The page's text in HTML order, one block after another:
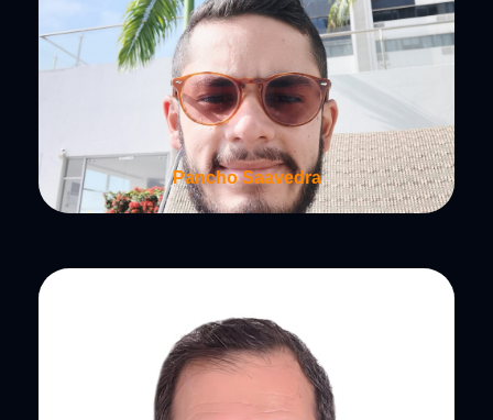
Pancho Saavedra